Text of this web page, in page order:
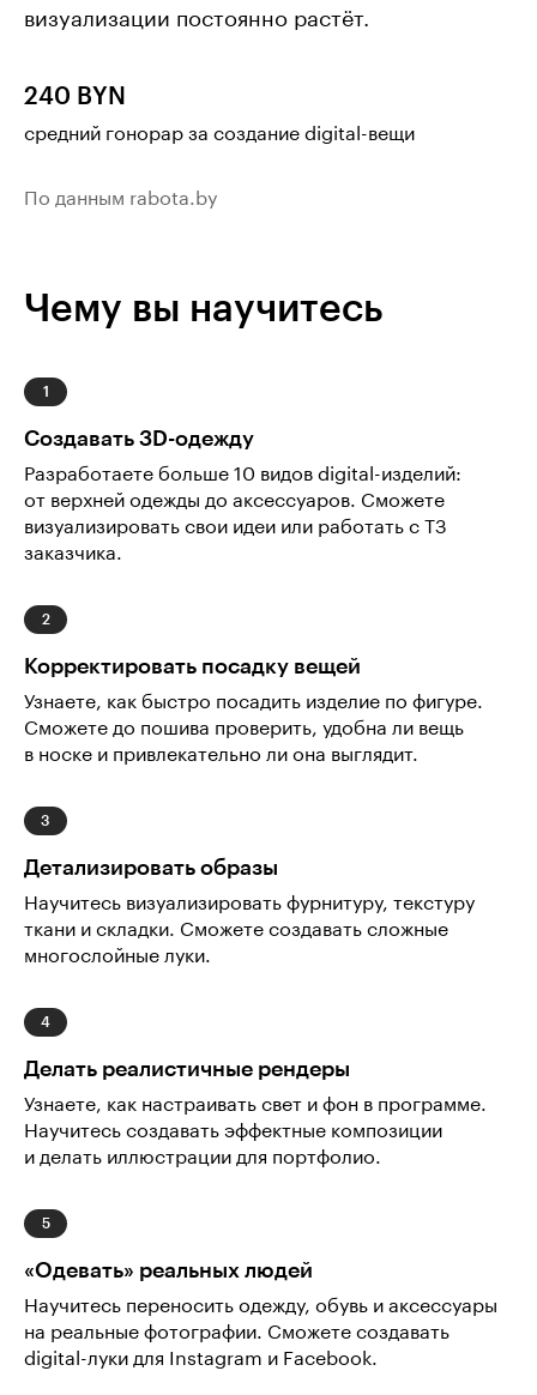
визуализации постоянно растёт.
240 BYN
средний гонорар за создание digital-вещи
По данным rabota.by
Чему вы научитесь
Создавать 3D-одежду
Разработаете больше 10 видов digital-изделий:
от верхней одежды до аксессуаров. Сможете
визуализировать свои идеи или работать с ТЗ
заказчика.
Корректировать посадку вещей
Узнаете, как быстро посадить изделие по фигуре.
Сможете до пошива проверить, удобна ли вещь
в носке и привлекательно ли она выглядит.
Детализировать образы
Научитесь визуализировать фурнитуру, текстуру
ткани и складки. Сможете создавать сложные
многослойные луки.
Делать реалистичные рендеры
Узнаете, как настраивать свет и фон в программе.
Научитесь создавать эффектные композиции
и делать иллюстрации для портфолио.
«Одевать» реальных людей
Научитесь переносить одежду, обувь и аксессуары
на реальные фотографии. Сможете создавать
digital-луки для Instagram и Facebook.